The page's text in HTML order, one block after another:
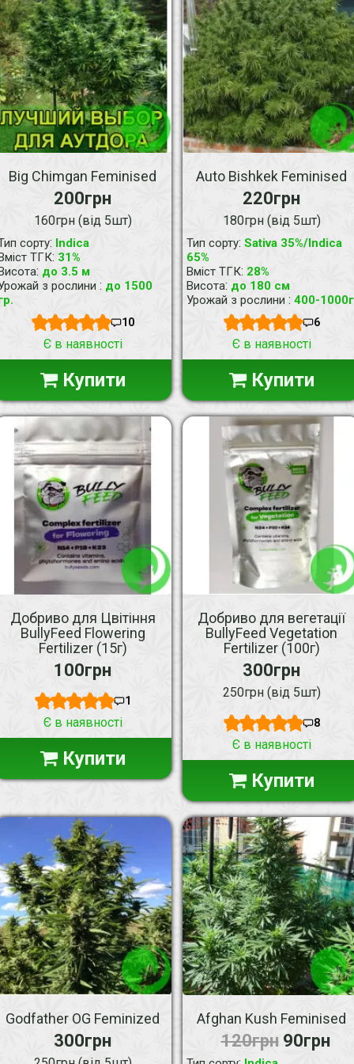
Big Chimgan Feminised
200грн
160грн (від 5шт)
сорту: Indica
ТГК: 31%
: до 3.5 м
з рослини : до 1500
10
Є в наявності
Купити
Auto Bishkek Feminised
220грн
180грн (від 5шт)
Тип сорту: Sativa 35%/Indica
65%
Вміст ТГК: 28%
Висота: до 180 см
Урожай з рослини : 400-1000г
6
Є в наявності
Купити
Добриво для Цвітіння
BullyFeed Flowering
Fertilizer (15г)
100грн
1
Є в наявності
Купити
Добриво для вегетації
BullyFeed Vegetation
Fertilizer (100г)
300грн
250грн (від 5шт)
8
Є в наявності
Купити
Godfather OG Feminized
300грн
Afghan Kush Feminised
120грн 90грн